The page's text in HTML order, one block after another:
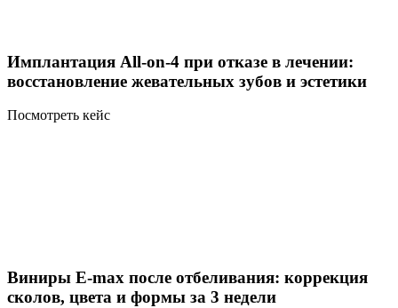
Имплантация All-on-4 при отказе в лечении:
восстановление жевательных зубов и эстетики
Посмотреть кейс
Виниры E-max после отбеливания: коррекция
сколов, цвета и формы за 3 недели